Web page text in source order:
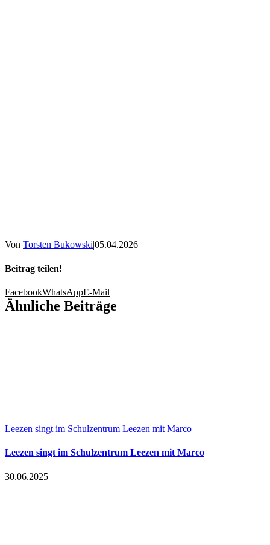
Von Torsten Bukowski|05.04.2026|
Beitrag teilen!
FacebookWhatsAppE-Mail
Ähnliche Beiträge
Leezen singt im Schulzentrum Leezen mit Marco
Leezen singt im Schulzentrum Leezen mit Marco
30.06.2025